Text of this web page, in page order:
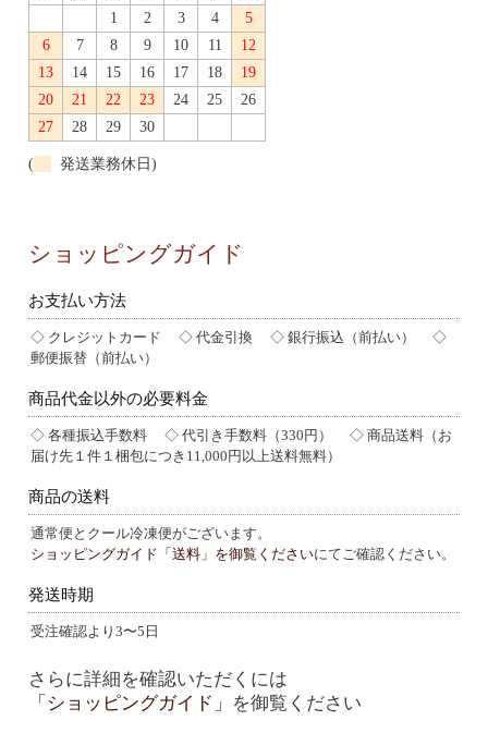
1
2 3 4
5
6
7 8 9 10 11
12
13
14 15 16 17 18
19
20
21 22 23 24 25
26
27
28 29 30
( 発送業務休日)
ショッピングガイド
お支払い方法
◇ クレジットカード ◇ 代金引換 ◇ 銀行振込（前払い） ◇
郵便振替（前払い）
商品代金以外の必要料金
◇ 各種振込手数料 ◇ 代引き手数料（330円） ◇ 商品送料（お
届け先１件１梱包につき11,000円以上送料無料）
商品の送料
通常便とクール冷凍便がございます。
ショッピングガイド「送料」を御覧くださいにてご確認ください。
発送時期
受注確認より3〜5日
さらに詳細を確認いただくには
「ショッピングガイド」
を御覧ください